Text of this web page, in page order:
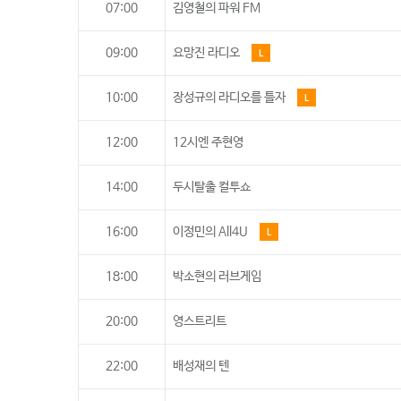
07:00 김영철의 파워 FM
09:00 요망진 라디오 L
10:00 장성규의 라디오를 틀자 L
12:00 12시엔 주현영
14:00 두시탈출 컬투쇼
16:00 이정민의 All4U L
18:00 박소현의 러브게임
20:00 영스트리트
22:00 배성재의 텐